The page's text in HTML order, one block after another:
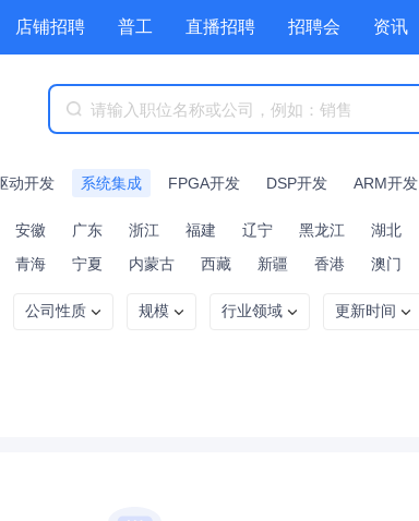
店铺招聘 普工 直播招聘 招聘会 资讯
商城 附近职位 工具箱 赏金招聘
动开发 系统集成 FPGA开发 DSP开发 ARM开发
安徽 广东 浙江 福建 辽宁 黑龙江 湖北
青海 宁夏 内蒙古 西藏 新疆 香港 澳门
公司性质 规模 行业领域 更新时间